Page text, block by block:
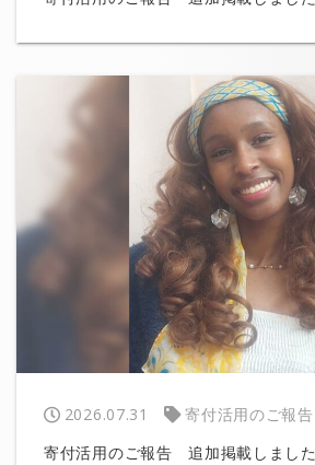
2026.07.31
寄付活用のご報告
寄付活用のご報告 追加掲載しました